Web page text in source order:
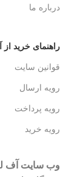
درباره ما
راهنمای خرید از
قوانین سایت
رویه ارسال
رویه پرداخت
رویه خرید
وب سایت آف